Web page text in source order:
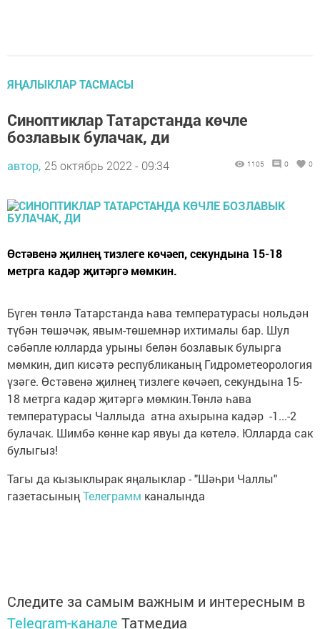
ЯҢАЛЫКЛАР ТАСМАСЫ
Синоптиклар Татарстанда көчле
бозлавык булачак, ди
автор, 25 октябрь 2022 - 09:34 1105 0 0
Өстәвенә җилнең тизлеге көчәеп, секундына 15-18
метрга кадәр җитәргә мөмкин.
Бүген төнлә Татарстанда һава температурасы нольдән
түбән төшәчәк, явым-төшемнәр ихтималы бар. Шул
сәбәпле юлларда урыны белән бозлавык булырга
мөмкин, дип кисәтә республиканың Гидрометеорология
үзәге. Өстәвенә җилнең тизлеге көчәеп, секундына 15-
18 метрга кадәр җитәргә мөмкин.Төнлә һава
температурасы Чаллыда атна ахырына кадәр -1...-2
булачак. Шимбә көнне кар явуы да көтелә. Юлларда сак
булыгыз!
Тагы да кызыклырак яңалыклар - "Шәһри Чаллы"
газетасының Телеграмм каналында
Следите за самым важным и интересным в
Telegram-канале Татмедиа